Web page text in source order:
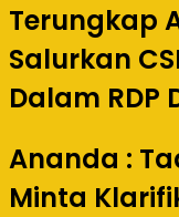
Terungkap
Salurkan
Dalam RDP
Ananda :
Minta